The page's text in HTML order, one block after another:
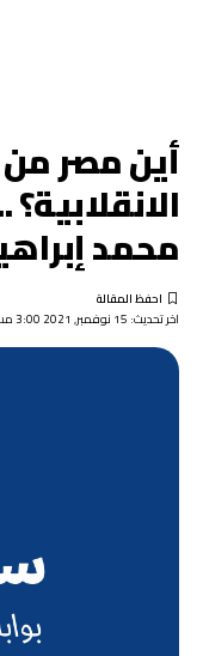
أين مصر
محمد
اخر تحديث: 15 نوفمبر, 2021 3:00 مساءً